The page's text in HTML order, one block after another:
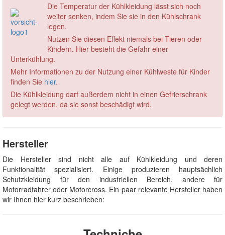
Die Temperatur der Kühlkleidung lässt sich noch
weiter senken, indem Sie sie in den Kühlschrank
legen.
Nutzen Sie diesen Effekt niemals bei Tieren oder
Kindern. Hier besteht die Gefahr einer
Unterkühlung.
Mehr Informationen zu der Nutzung einer Kühlweste für Kinder
finden Sie hier.
Die Kühlkleidung darf außerdem nicht in einen Gefrierschrank
gelegt werden, da sie sonst beschädigt wird.
Hersteller
Die Hersteller sind nicht alle auf Kühlkleidung und deren
Funktionalität spezialisiert. Einige produzieren hauptsächlich
Schutzkleidung für den industriellen Bereich, andere für
Motorradfahrer oder Motorcross. Ein paar relevante Hersteller haben
wir Ihnen hier kurz beschrieben: